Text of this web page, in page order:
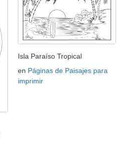
Isla Paraíso Tropical
en Páginas de Paisajes para
imprimir